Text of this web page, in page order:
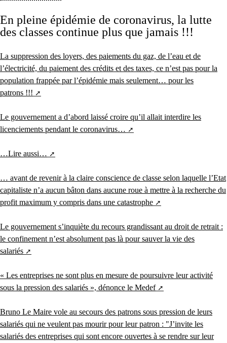
En pleine épidémie de coronavirus, la lutte
des classes continue plus que jamais !!!
La suppression des loyers, des paiements du gaz, de l’eau et de
l’électricité, du paiement des crédits et des taxes, ce n’est pas pour la
population frappée par l’épidémie mais seulement… pour les
patrons !!!
Le gouvernement a d’abord laissé croire qu’il allait interdire les
licenciements pendant le coronavirus…
…Lire aussi…
… avant de revenir à la claire conscience de classe selon laquelle l’Etat
capitaliste n’a aucun bâton dans aucune roue à mettre à la recherche du
profit maximum y compris dans une catastrophe
Le gouvernement s’inquiète du recours grandissant au droit de retrait :
le confinement n’est absolument pas là pour sauver la vie des
salariés
« Les entreprises ne sont plus en mesure de poursuivre leur activité
sous la pression des salariés », dénonce le Medef
Bruno Le Maire vole au secours des patrons sous pression de leurs
salariés qui ne veulent pas mourir pour leur patron : "J’invite les
salariés des entreprises qui sont encore ouvertes à se rendre sur leur